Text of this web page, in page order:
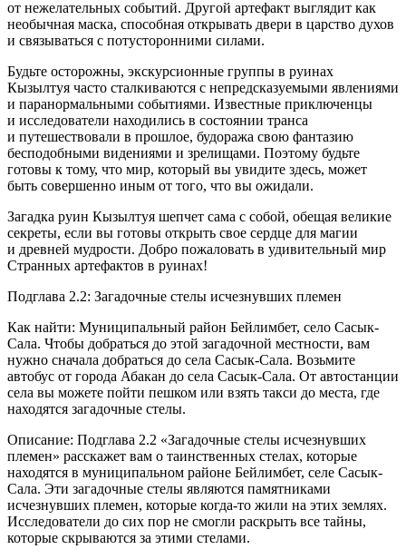
от нежелательных событий. Другой артефакт выглядит как
необычная маска, способная открывать двери в царство духов
и связываться с потусторонними силами.
Будьте осторожны, экскурсионные группы в руинах
Кызылтуя часто сталкиваются с непредсказуемыми явлениями
и паранормальными событиями. Известные приключенцы
и исследователи находились в состоянии транса
и путешествовали в прошлое, будоража свою фантазию
бесподобными видениями и зрелищами. Поэтому будьте
готовы к тому, что мир, который вы увидите здесь, может
быть совершенно иным от того, что вы ожидали.
Загадка руин Кызылтуя шепчет сама с собой, обещая великие
секреты, если вы готовы открыть свое сердце для магии
и древней мудрости. Добро пожаловать в удивительный мир
Странных артефактов в руинах!
Подглава 2.2: Загадочные стелы исчезнувших племен
Как найти: Муниципальный район Бейлимбет, село Сасык-
Сала. Чтобы добраться до этой загадочной местности, вам
нужно сначала добраться до села Сасык-Сала. Возьмите
автобус от города Абакан до села Сасык-Сала. От автостанции
села вы можете пойти пешком или взять такси до места, где
находятся загадочные стелы.
Описание: Подглава 2.2 «Загадочные стелы исчезнувших
племен» расскажет вам о таинственных стелах, которые
находятся в муниципальном районе Бейлимбет, селе Сасык-
Сала. Эти загадочные стелы являются памятниками
исчезнувших племен, которые когда-то жили на этих землях.
Исследователи до сих пор не смогли раскрыть все тайны,
которые скрываются за этими стелами.